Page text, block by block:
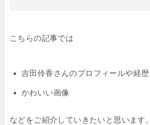
こちらの記事では
吉田伶香さんのプロフィールや経歴
かわいい画像
などをご紹介していきたいと思います。